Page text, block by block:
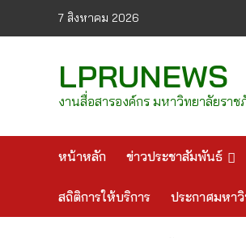
7 สิงหาคม 2026
LPRUNEWS
งานสื่อสารองค์กร มหาวิทยาลัยราช
หน้าหลัก ข่าวประชาสัมพันธ์
สถิติการให้บริการ ประกาศมหา